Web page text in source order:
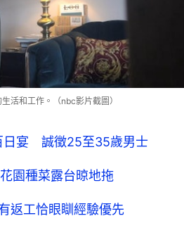
活和工作。（nbc影片截圖）
日宴 誠徵25至35歲男士
園種菜露台晾地拖
返工恰眼瞓經驗優先